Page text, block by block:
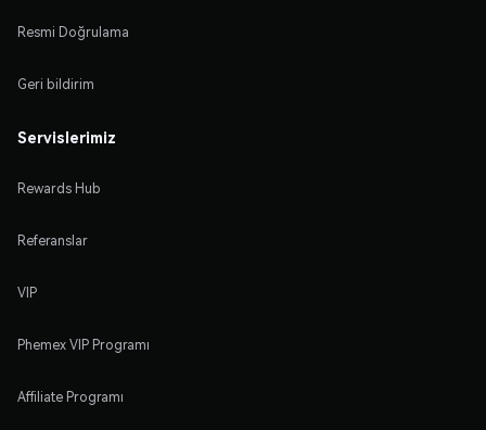
Resmi Doğrulama
Geri bildirim
Servislerimiz
Rewards Hub
Referanslar
VIP
Phemex VIP Programı
Affiliate Programı